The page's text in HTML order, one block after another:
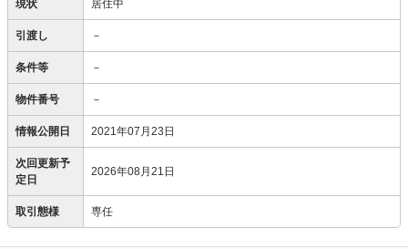
現状 居住中
引渡し －
条件等 －
物件番号 －
情報公開日 2021年07月23日
次回更新予
定日
2026年08月21日
取引態様 専任